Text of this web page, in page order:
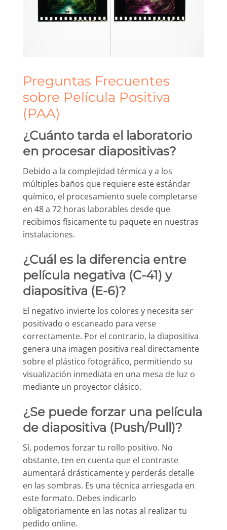
Preguntas Frecuentes
sobre Película Positiva
(PAA)
¿Cuánto tarda el laboratorio
en procesar diapositivas?
Debido a la complejidad térmica y a los
múltiples baños que requiere este estándar
químico, el procesamiento suele completarse
en 48 a 72 horas laborables desde que
recibimos físicamente tu paquete en nuestras
instalaciones.
¿Cuál es la diferencia entre
película negativa (C-41) y
diapositiva (E-6)?
El negativo invierte los colores y necesita ser
positivado o escaneado para verse
correctamente. Por el contrario, la diapositiva
genera una imagen positiva real directamente
sobre el plástico fotográfico, permitiendo su
visualización inmediata en una mesa de luz o
mediante un proyector clásico.
¿Se puede forzar una película
de diapositiva (Push/Pull)?
Sí, podemos forzar tu rollo positivo. No
obstante, ten en cuenta que el contraste
aumentará drásticamente y perderás detalle
en las sombras. Es una técnica arriesgada en
este formato. Debes indicarlo
obligatoriamente en las notas al realizar tu
pedido online.